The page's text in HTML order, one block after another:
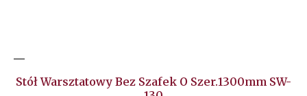
Stół Warsztatowy Bez Szafek O Szer.1300mm SW-